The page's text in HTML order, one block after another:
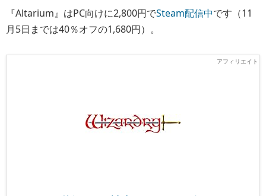
『Altarium』はPC向けに2,800円でSteam配信中です（11
月5日までは40％オフの1,680円）。